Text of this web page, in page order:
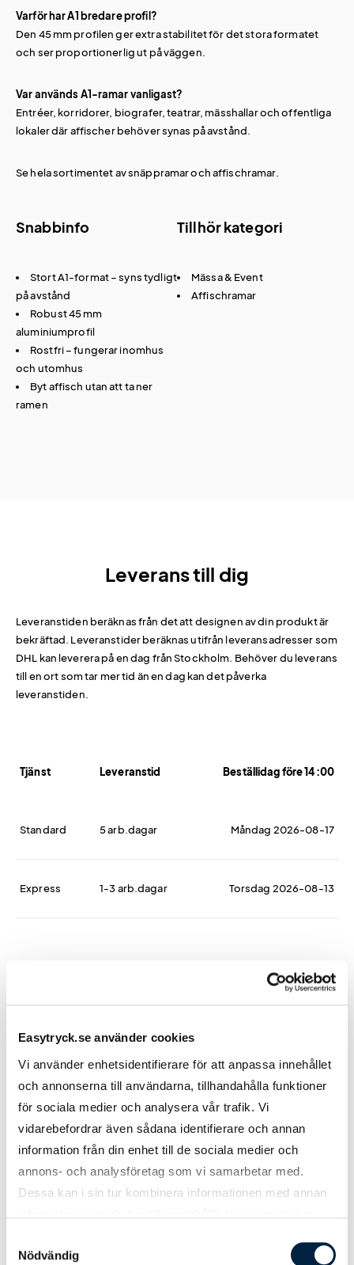
Easytryck.se använder cookies
Vi använder enhetsidentifierare för att anpassa innehållet
och annonserna till användarna, tillhandahålla funktioner
för sociala medier och analysera vår trafik. Vi
vidarebefordrar även sådana identifierare och annan
information från din enhet till de sociala medier och
annons- och analysföretag som vi samarbetar med.
Dessa kan i sin tur kombinera informationen med annan
Nödvändig
Varför har A1 bredare profil?
Den 45 mm profilen ger extra stabilitet för det stora formatet
och ser proportionerlig ut på väggen.
Var används A1-ramar vanligast?
Entréer, korridorer, biografer, teatrar, mässhallar och offentliga
lokaler där affischer behöver synas på avstånd.
Se hela sortimentet avsnäppramar och affischramar.
Snabbinfo
Stort A1-format – syns tydligt
på avstånd
Robust 45 mm
aluminiumprofil
Rostfri – fungerar inomhus
och utomhus
Byt affisch utan att ta ner
ramen
Tillhör kategori
Mässa & Event
Affischramar
Leverans till dig
Leveranstiden beräknas från det att designen av din produkt är
bekräftad. Leveranstider beräknas utifrån leveransadresser som
DHL kan leverera på en dag från Stockholm. Behöver du leverans
till en ort som tar mer tid än en dag kan det påverka
leveranstiden.
Tjänst Leveranstid Beställidag före 14:00
Standard 5 arb.dagar Måndag 2026-08-17
Express 1-3 arb.dagar Torsdag 2026-08-13
Kundrecensioner
starstarstarstarstar 0 recensioner (0,0 av 5)
Skriv en recension